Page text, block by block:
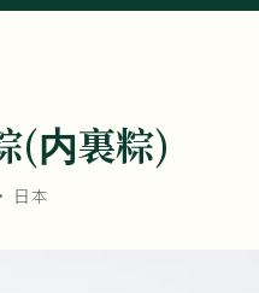
(内裏粽)
日本